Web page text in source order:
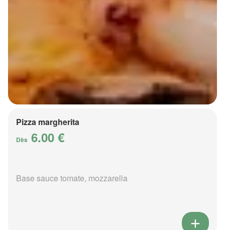
Pizza margherita
Dès 6.00 €
Base sauce tomate, mozzarella